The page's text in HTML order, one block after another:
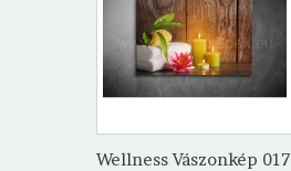
Wellness Vászonkép 017